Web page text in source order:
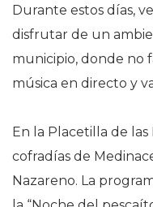
Durante estos días,
disfrutar de un
municipio, donde no
música en directo y
En la Placetilla de las
cofradías de
Nazareno. La